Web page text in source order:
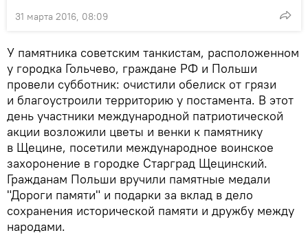
31 марта 2016, 08:09
У памятника советским танкистам, расположенном
у городка Гольчево, граждане РФ и Польши
провели субботник: очистили обелиск от грязи
и благоустроили территорию у постамента. В этот
день участники международной патриотической
акции возложили цветы и венки к памятнику
в Щецине, посетили международное воинское
захоронение в городке Старград Щецинский.
Гражданам Польши вручили памятные медали
"Дороги памяти" и подарки за вклад в дело
сохранения исторической памяти и дружбу между
народами.